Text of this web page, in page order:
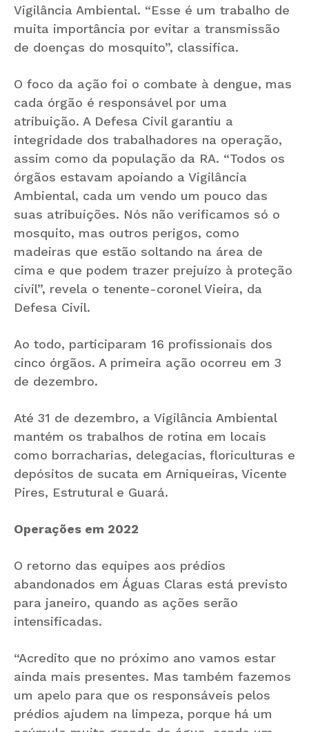
Vigilância Ambiental. “Esse é um trabalho de
muita importância por evitar a transmissão
de doenças do mosquito”, classifica.
O foco da ação foi o combate à dengue, mas
cada órgão é responsável por uma
atribuição. A Defesa Civil garantiu a
integridade dos trabalhadores na operação,
assim como da população da RA. “Todos os
órgãos estavam apoiando a Vigilância
Ambiental, cada um vendo um pouco das
suas atribuições. Nós não verificamos só o
mosquito, mas outros perigos, como
madeiras que estão soltando na área de
cima e que podem trazer prejuízo à proteção
civil”, revela o tenente-coronel Vieira, da
Defesa Civil.
Ao todo, participaram 16 profissionais dos
cinco órgãos. A primeira ação ocorreu em 3
de dezembro.
Até 31 de dezembro, a Vigilância Ambiental
mantém os trabalhos de rotina em locais
como borracharias, delegacias, floriculturas e
depósitos de sucata em Arniqueiras, Vicente
Pires, Estrutural e Guará.
Operações em 2022
O retorno das equipes aos prédios
abandonados em Águas Claras está previsto
para janeiro, quando as ações serão
intensificadas.
“Acredito que no próximo ano vamos estar
ainda mais presentes. Mas também fazemos
um apelo para que os responsáveis pelos
prédios ajudem na limpeza, porque há um